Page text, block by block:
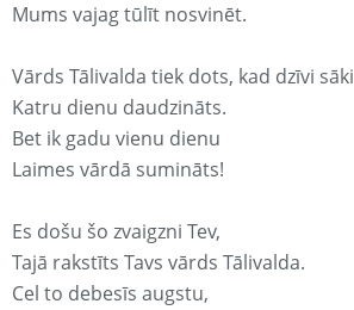
Mums vajag tūlīt nosvinēt.
Vārds Tālivalda tiek dots, kad dzīvi sāki
Katru dienu daudzināts.
Bet ik gadu vienu dienu
Laimes vārdā sumināts!
Es došu šo zvaigzni Tev,
Tajā rakstīts Tavs vārds Tālivalda.
Cel to debesīs augstu,